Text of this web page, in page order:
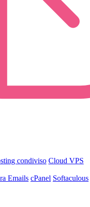
condiviso Cloud VPS
Emails cPanel Softaculous